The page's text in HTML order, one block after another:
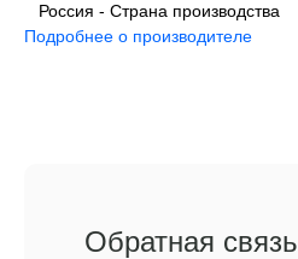
Россия - Страна производства
Подробнее о производителе
Обратная связь